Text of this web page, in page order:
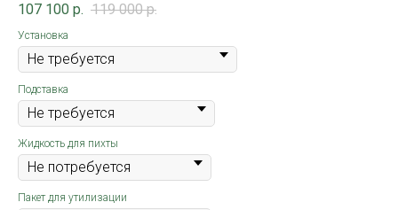
107 100 р. 119 000 р.
Установка
Подставка
Жидкость для пихты
Пакет для утилизации